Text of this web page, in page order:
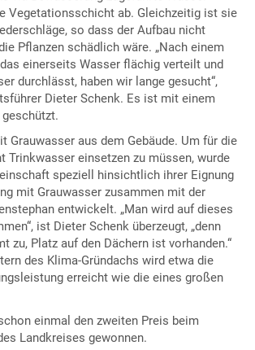
Vegetationsschicht ab. Gleichzeitig ist sie
so dass der Aufbau nicht
Pflanzen schädlich wäre. „Nach einem
einerseits Wasser flächig verteilt und
durchlässt, haben wir lange gesucht“,
Dieter Schenk. Es ist mit einem
Grauwasser aus dem Gebäude. Um für die
Trinkwasser einsetzen zu müssen, wurde
speziell hinsichtlich ihrer Eignung
mit Grauwasser zusammen mit der
entwickelt. „Man wird auf dieses
ist Dieter Schenk überzeugt, „denn
zu, Platz auf den Dächern ist vorhanden.“
des Klima-Gründachs wird etwa die
erreicht wie die eines großen
einmal den zweiten Preis beim
Landkreises gewonnen.